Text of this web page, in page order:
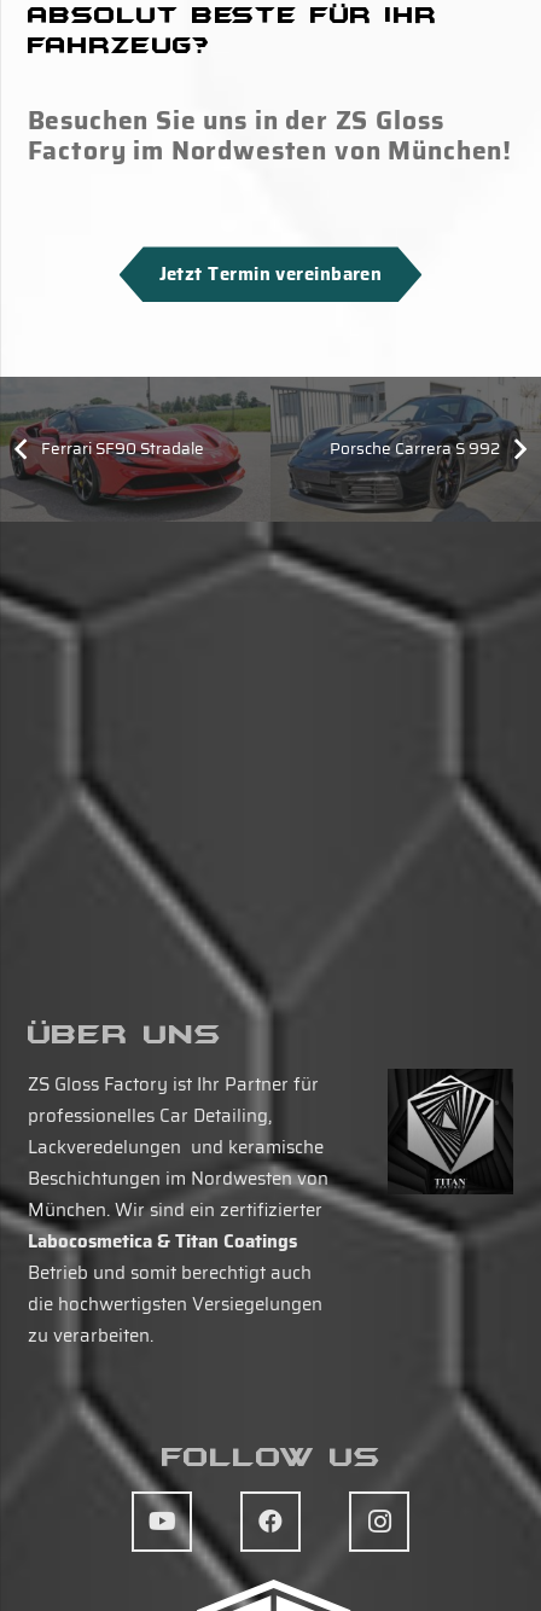
absolut Beste für Ihr
Fahrzeug?
Besuchen Sie uns in der ZS Gloss
Factory im Nordwesten von München!
Jetzt Termin vereinbaren
Ferrari SF90 Stradale Porsche Carrera S 992
Über Uns
ZS Gloss Factory ist Ihr Partner für
professionelles Car Detailing,
Lackveredelungen und keramische
Beschichtungen im Nordwesten von
München. Wir sind ein zertifizierter
Labocosmetica & Titan Coatings
Betrieb und somit berechtigt auch
die hochwertigsten Versiegelungen
zu verarbeiten.
Follow Us